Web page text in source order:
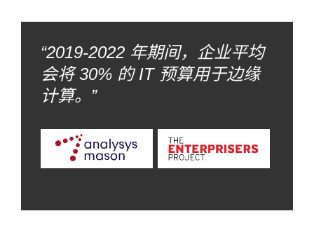
“2019-2022 年期间，企业平均
会将 30% 的 IT 预算用于边缘
计算。”